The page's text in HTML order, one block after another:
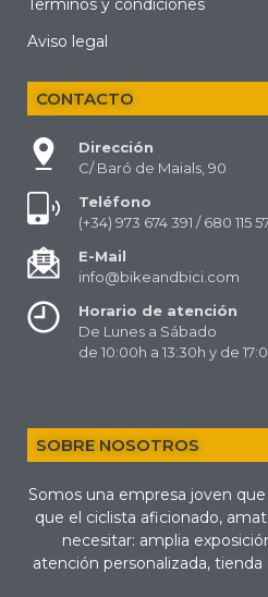
Terminos y condiciones
Aviso legal
CONTACTO
Dirección
C/ Baró de Maials, 90
Teléfono
(+34) 973 674 391 / 680 115
E-Mail
info@bikeandbici.com
Horario de atención
De Lunes a Sábado
de 10:00h a 13:30h y de
SOBRE NOSOTROS
Somos una empresa joven
que el ciclista aficionado,
necesitar: amplia
atención personalizada,